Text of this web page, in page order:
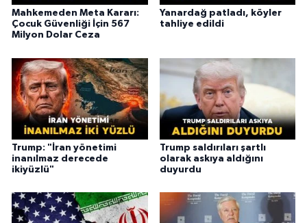
Mahkemeden Meta Kararı:
Çocuk Güvenliği İçin 567
Milyon Dolar Ceza
Yanardağ patladı, köyler
tahliye edildi
Trump: "İran yönetimi
inanılmaz derecede
ikiyüzlü"
Trump saldırıları şartlı
olarak askıya aldığını
duyurdu